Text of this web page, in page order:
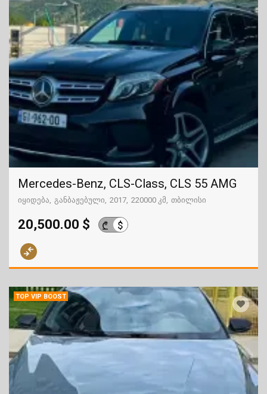
Mercedes-Benz, CLS-Class, CLS 55 AMG
იყიდება განბაჟებული 2017 220000 კმ თბილისი
20,500.00 $ ₾ $
TOP VIP BOOST